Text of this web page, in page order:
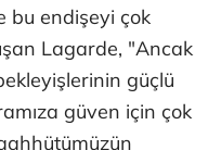
bu endişeyi çok
Lagarde, "Ancak
güçlü
güven için çok